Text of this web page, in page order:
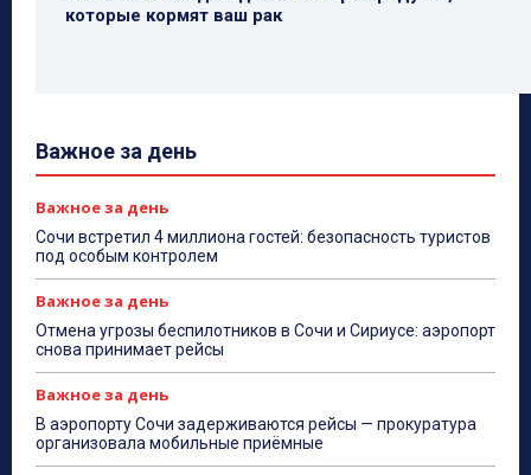
которые кормят ваш рак
Важное за день
Важное за день
Сочи встретил 4 миллиона гостей: безопасность туристов
под особым контролем
Важное за день
Отмена угрозы беспилотников в Сочи и Сириусе: аэропорт
снова принимает рейсы
Важное за день
В аэропорту Сочи задерживаются рейсы — прокуратура
организовала мобильные приёмные